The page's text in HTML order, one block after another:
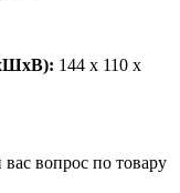
144 х 110 х
вопрос по товару